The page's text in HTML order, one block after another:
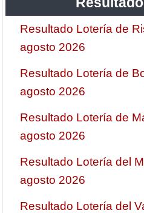
Resultado Lotería de
agosto 2026
Resultado Lotería de
agosto 2026
Resultado Lotería de
agosto 2026
Resultado Lotería del
agosto 2026
Resultado Lotería del